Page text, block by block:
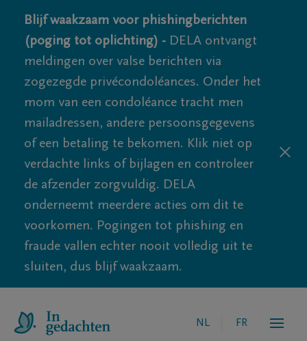
Blijf waakzaam voor phishingberichten
(poging tot oplichting) - DELA ontvangt
meldingen over valse berichten via
zogezegde privécondoléances. Onder het
mom van een condoléance tracht men
mailadressen, andere persoonsgegevens
of een betaling te bekomen. Klik niet op
verdachte links of bijlagen en controleer
de afzender zorgvuldig. DELA
onderneemt meerdere acties om dit te
voorkomen. Pogingen tot phishing en
fraude vallen echter nooit volledig uit te
sluiten, dus blijf waakzaam.
NL FR